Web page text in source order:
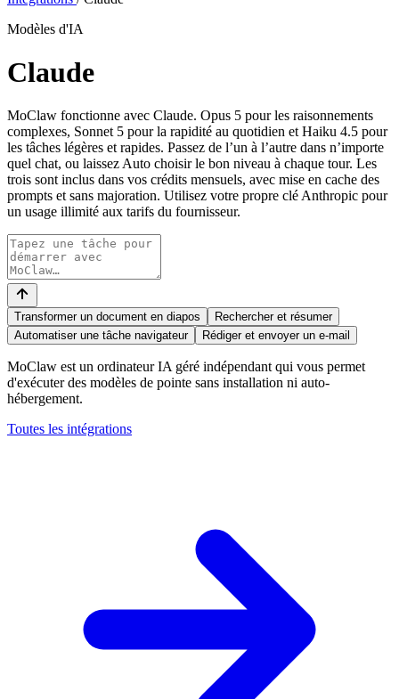
Modèles d'IA
Claude
MoClaw fonctionne avec Claude. Opus 5 pour les raisonnements
complexes, Sonnet 5 pour la rapidité au quotidien et Haiku 4.5 pour
les tâches légères et rapides. Passez de l’un à l’autre dans n’importe
quel chat, ou laissez Auto choisir le bon niveau à chaque tour. Les
trois sont inclus dans vos crédits mensuels, avec mise en cache des
prompts et sans majoration. Utilisez votre propre clé Anthropic pour
un usage illimité aux tarifs du fournisseur.
Transformer un document en diapos
Rechercher et résumer
Automatiser une tâche navigateur
Rédiger et envoyer un e-mail
MoClaw est un ordinateur IA géré indépendant qui vous permet
d'exécuter des modèles de pointe sans installation ni auto-
hébergement.
Toutes les intégrations